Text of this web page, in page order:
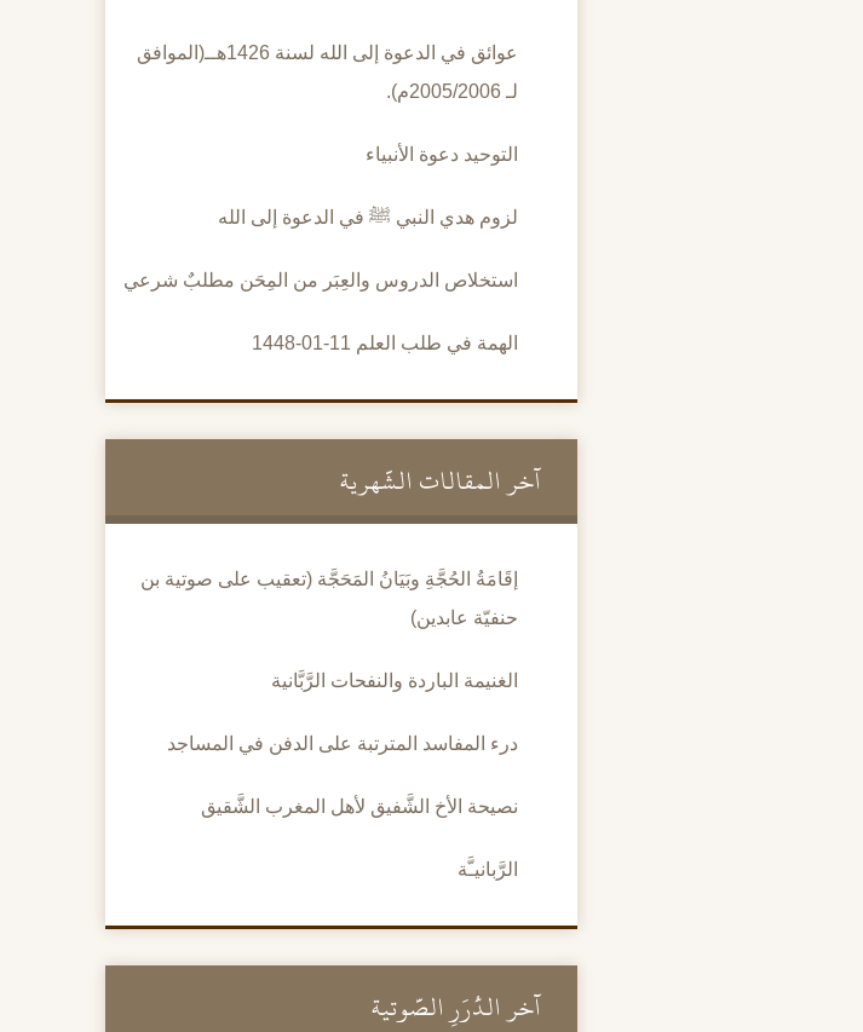
عوائق في الدعوة إلى الله لسنة 1426هــ(الموافق
لـ 2005/2006م).
التوحيد دعوة الأنبياء
لزوم هدي النبي ﷺ في الدعوة إلى الله
استخلاص الدروس والعِبَر من المِحَن مطلبٌ شرعي
الهمة في طلب العلم 11-01-1448
آخر المقالات الشَّهرية
إقَامَةُ الحُجَّةِ وبَيَانُ المَحَجَّة (تعقيب على صوتية بن
حنفيّة عابدين)
الغنيمة الباردة والنفحات الرَّبَّانية
درء المفاسد المترتبة على الدفن في المساجد
نصيحة الأخ الشَّفيق لأهل المغرب الشَّقيق
الرَّبانيـَّة
آخر الدُّرَرِ الصَّوتية